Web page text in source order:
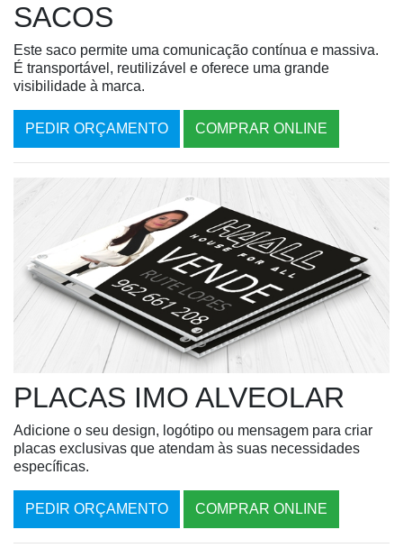
SACOS
Este saco permite uma comunicação contí­nua e massiva.
É transportável, reutilizável e oferece uma grande
visibilidade à marca.
PEDIR ORÇAMENTO COMPRAR ONLINE
PLACAS IMO ALVEOLAR
Adicione o seu design, logótipo ou mensagem para criar
placas exclusivas que atendam às suas necessidades
específicas.
PEDIR ORÇAMENTO COMPRAR ONLINE